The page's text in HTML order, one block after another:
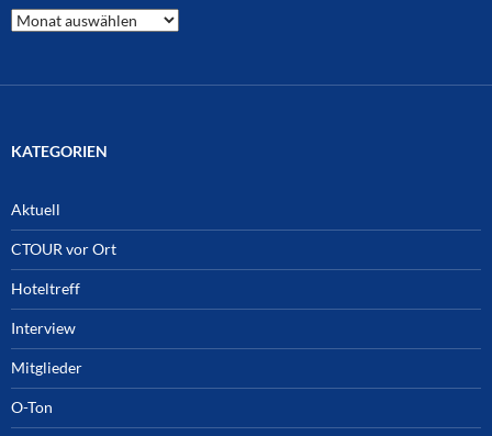
CTOUR
Archiv
KATEGORIEN
Aktuell
CTOUR vor Ort
Hoteltreff
Interview
Mitglieder
O-Ton